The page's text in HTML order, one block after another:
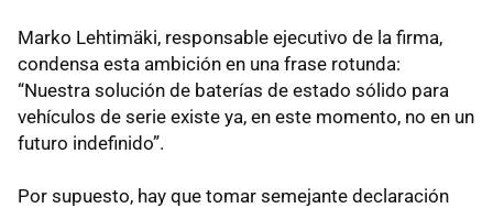
Marko Lehtimäki, responsable ejecutivo de la firma,
condensa esta ambición en una frase rotunda:
“Nuestra solución de baterías de estado sólido para
vehículos de serie existe ya, en este momento, no en un
futuro indefinido”.
Por supuesto, hay que tomar semejante declaración